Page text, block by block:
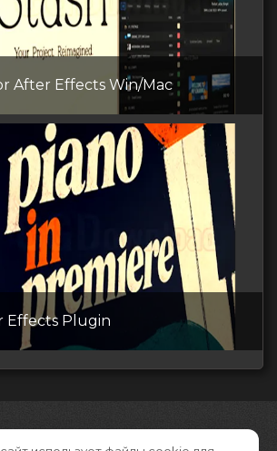
After Effects Win/Mac
Effects Plugin